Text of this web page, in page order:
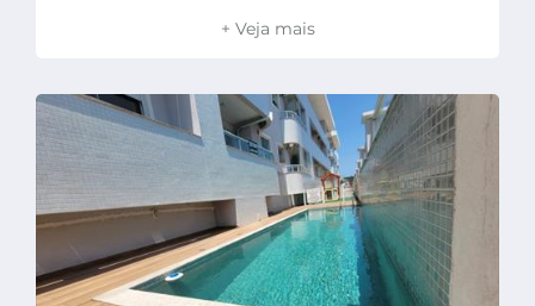
+ Veja mais